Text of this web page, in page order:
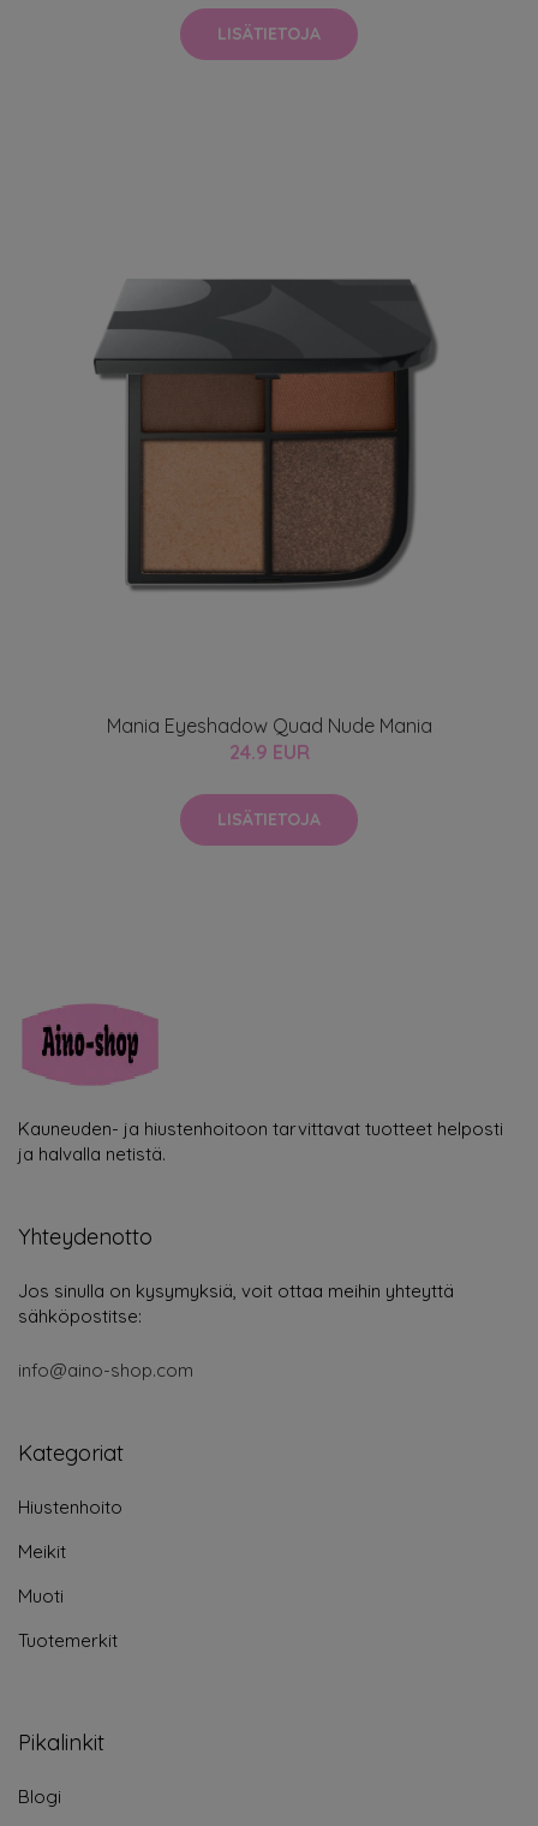
LISÄTIETOJA
Mania Eyeshadow Quad Nude Mania
24.9 EUR
LISÄTIETOJA
Kauneuden- ja hiustenhoitoon tarvittavat tuotteet helposti
ja halvalla netistä.
Yhteydenotto
Jos sinulla on kysymyksiä, voit ottaa meihin yhteyttä
sähköpostitse:
info@aino-shop.com
Kategoriat
Hiustenhoito
Meikit
Muoti
Tuotemerkit
Pikalinkit
Blogi